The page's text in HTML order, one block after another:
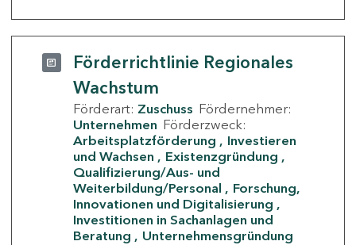
Förderrichtlinie Regionales
Wachstum
Förderart: Zuschuss Fördernehmer:
Unternehmen Förderzweck:
Arbeitsplatzförderung
Investieren
und Wachsen
Existenzgründung
Qualifizierung/Aus- und
Weiterbildung/Personal
Forschung,
Innovationen und Digitalisierung
Investitionen in Sachanlagen und
Beratung
Unternehmensgründung